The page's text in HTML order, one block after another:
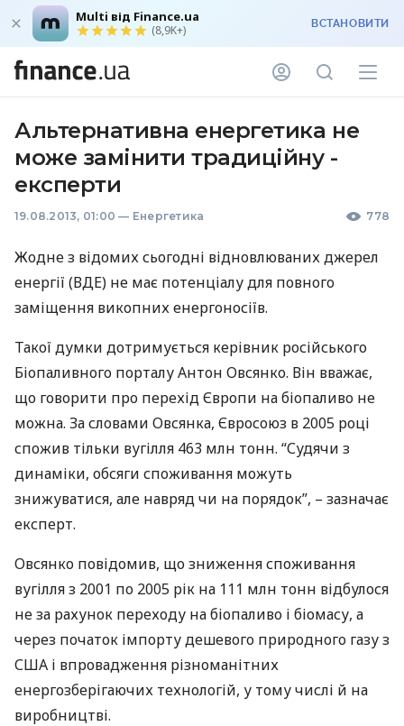
Multi від Finance.ua
(8,9K+) ВСТАНОВИТИ
Альтернативна енергетика не
може замінити традиційну -
експерти
19.08.2013, 01:00 — Енергетика 778
Жодне з відомих сьогодні відновлюваних джерел
енергії (ВДЕ) не має потенціалу для повного
заміщення викопних енергоносіїв.
Такої думки дотримується керівник російського
Біопаливного порталу Антон Овсянко. Він вважає,
що говорити про перехід Європи на біопаливо не
можна. За словами Овсянка, Євросоюз в 2005 році
спожив тільки вугілля 463 млн тонн. “Судячи з
динаміки, обсяги споживання можуть
знижуватися, але навряд чи на порядок”, – зазначає
експерт.
Овсянко повідомив, що зниження споживання
вугілля з 2001 по 2005 рік на 111 млн тонн відбулося
не за рахунок переходу на біопаливо і біомасу, а
через початок імпорту дешевого природного газу з
США і впровадження різноманітних
енергозберігаючих технологій, у тому числі й на
виробництві.